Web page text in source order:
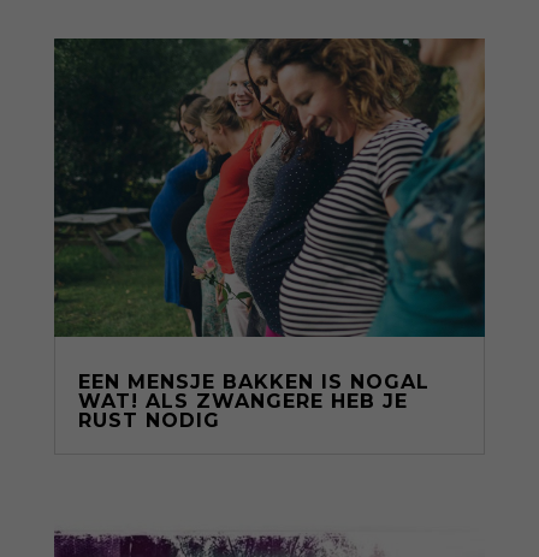
EEN MENSJE BAKKEN IS NOGAL
WAT! ALS ZWANGERE HEB JE
RUST NODIG